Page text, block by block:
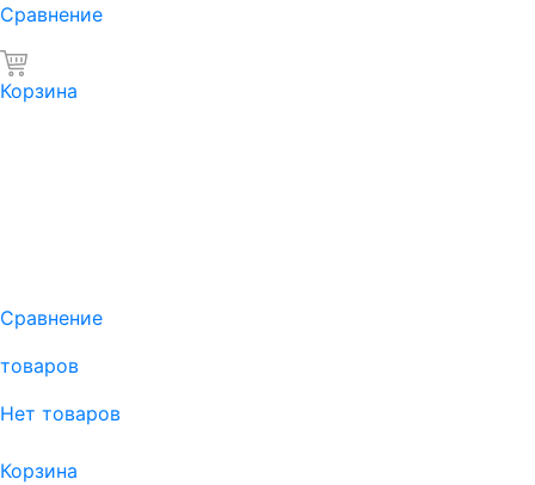
Сравнение
Корзина
Сравнение
товаров
Нет товаров
Корзина